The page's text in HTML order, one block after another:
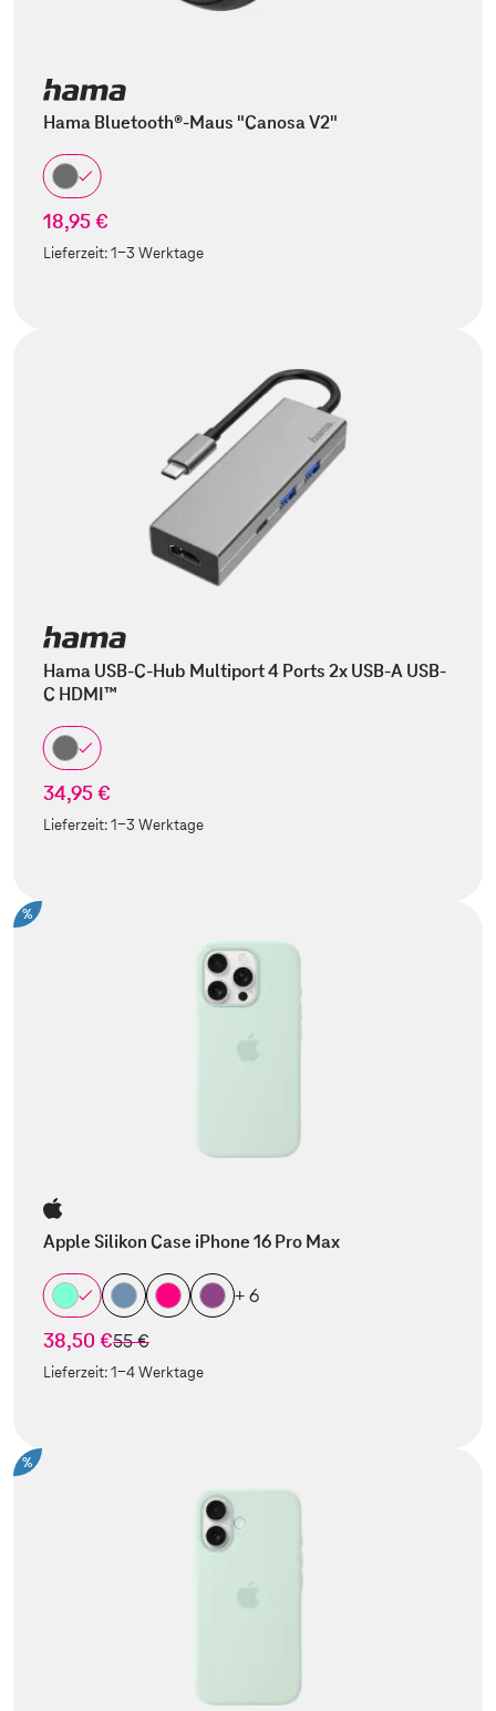
Hama Bluetooth®-Maus "Canosa V2"
18,95 €
Lieferzeit:1-3 Werktage
Hama USB-C-Hub Multiport 4 Ports 2x USB-A USB-
C HDMI™
34,95 €
Lieferzeit:1-3 Werktage
%
Apple Silikon Case iPhone 16 Pro Max
+ 6
38,50 €statt
55 €
Lieferzeit:1-4 Werktage
%